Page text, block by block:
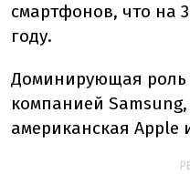
смартфонов, что на
году.
Доминирующая роль
компанией
американская Apple